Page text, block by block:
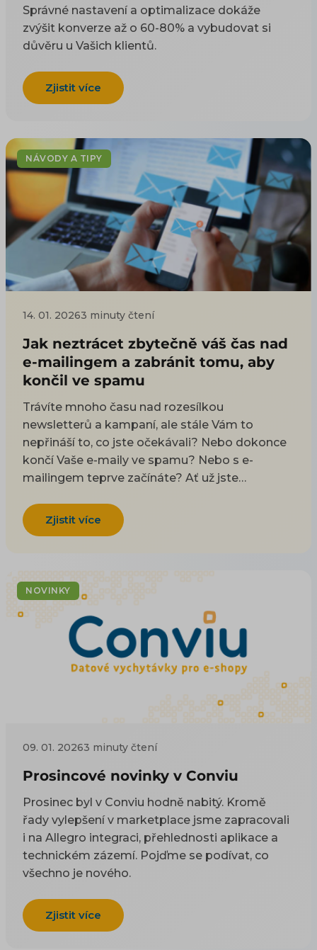
Správné nastavení a optimalizace dokáže
zvýšit konverze až o 60-80% a vybudovat si
důvěru u Vašich klientů.
Zjistit více
NÁVODY A TIPY
14. 01. 20263 minuty čtení
Jak neztrácet zbytečně váš čas nad
e-mailingem a zabránit tomu, aby
končil ve spamu
Trávíte mnoho času nad rozesílkou
newsletterů a kampaní, ale stále Vám to
nepřináší to, co jste očekávali? Nebo dokonce
končí Vaše e-maily ve spamu? Nebo s e-
mailingem teprve začínáte? Ať už jste
tomto článku si přiblížíme základy chytrého e-
mailingu a dozvíte se pár užitečných tipů.
Zjistit více
NOVINKY
09. 01. 20263 minuty čtení
Prosincové novinky v Conviu
Prosinec byl v Conviu hodně nabitý. Kromě
řady vylepšení v marketplace jsme zapracovali
i na Allegro integraci, přehlednosti aplikace a
technickém zázemí. Pojďme se podívat, co
všechno je nového.
Zjistit více